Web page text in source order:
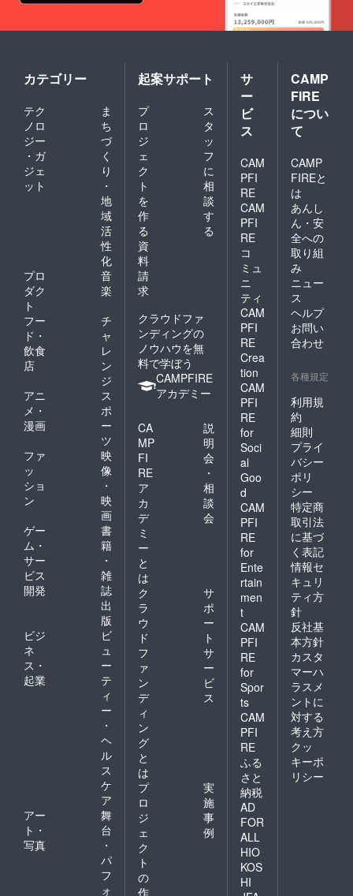
館にも
行き、
本物の
た、そ
して、
フラン
スでラ
ヴー旅
も、麦
行っ
た、と
いう、
想いが
嬉しい
方など
は、ど
うぞお
願い申
し上げ
ます。 *
全くビ
ニール
袋から
出して
いませ
傷等も
いてい
ませ
ん。返
品等は
ご容赦
願いま
す。ご
信頼い
ただけ
ます
方、ど
うぞよ
ろしく
お願い
申し上
げます♪
＊夜の
カフェ
テラス
画は、
2022年
１月初
旬に発
送いた
す。
Merci
beauco
¥5,500-
】30個
販売元
です。
Ⅰ 綺
麗な心
で
ラッ
キーに
生きる
際儀礼
（プロ
トコー
ル）＆
社交術
とは Ⅲ
美しく
毅然と
した振
る舞い
方・歩
き方
レッス
ン Ⅳ ス
マート
な会話
デート
共の美
観 Ⅴ
品位を
保ち
人生を
美しく
音楽♪
語学♪社
交学♪
Kaoru
Sugisa
ki & フ
ランス
語
Benoit
Badufle
語
Eric
Majesk
y 日本
語
Ryo
Akamat
COURT
Winマグ
カップ
30個 フ
ランス
び頂け
ます。
事前に
で詳細
を確定
もして
戴けま
す。 +
COURT
カップ
50個 フ
ランス
語 j’ai
de la
chance
! 私は運
がいい
英語 I
win ! 私
は勝
つ！
Beauty
wins. ♪
美は勝
利する♪
ラック
ぞ宜し
くお願
い申し
上げま
す。
Merci
beauco
カテゴリー
テク
ノロ
ジー
・ガ
ジェ
ット
ま
ち
づ
く
り
・
地
域
活
性
化
プロ
ダク
ト
音
楽
フー
ド・
飲食
店
チ
ャ
レ
ン
ジ
アニ
メ・
漫画
ス
ポ
ー
ツ
ファ
ッ
ショ
ン
映
像
・
映
画
ゲー
ム・
サー
ビス
開発
書
籍
・
雑
誌
出
版
ビジ
ネ
ス・
起業
ビ
ュ
ー
テ
ィ
ー
・
ヘ
ル
ス
ケ
ア
アー
ト・
写真
舞
台
・
パ
フ
ォ
起案サポート
プ
ロ
ジ
ェ
ク
ト
を
作
る
ス
タ
ッ
フ
に
相
談
す
る
資
料
請
求
クラウドファ
ンディングの
ノウハウを無
料で学ぼう
CAMPFIRE
アカデミー
CA
MP
FI
RE
ア
カ
デ
ミ
ー
と
は
説
明
会
・
相
談
会
ク
ラ
ウ
ド
フ
ァ
ン
デ
ィ
ン
グ
と
は
サ
ポ
ー
ト
サ
ー
ビ
ス
プ
ロ
ジ
ェ
ク
ト
の
作
実
施
事
例
サ
ー
ビ
ス
CAM
PFI
RE
CAM
PFI
RE
コ
ミュ
ニ
ティ
CAM
PFI
RE
Crea
tion
CAM
PFI
RE
for
Soci
al
Goo
d
CAM
PFI
RE
for
Ente
rtain
men
t
CAM
PFI
RE
for
Spor
ts
CAM
PFI
RE
ふる
さと
納税
AD
FOR
ALL
HIO
KOS
HI
CAMP
FIRE
につい
て
CAMP
FIREと
は
あんし
ん・安
全への
取り組
み
ニュー
ス
ヘルプ
お問い
合わせ
各種規定
利用規
約
細則
プライ
バシー
ポリ
シー
特定商
取引法
に基づ
く表記
情報セ
キュリ
ティ方
針
反社基
本方針
カスタ
マーハ
ラスメ
ントに
対する
考え方
クッ
キーポ
リシー